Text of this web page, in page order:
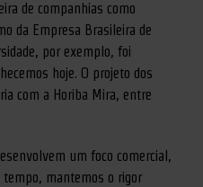
de companhias como
da Empresa Brasileira de
por exemplo, foi
hoje. O projeto dos
com a Horiba Mira, entre
um foco comercial,
tempo, mantemos o rigor